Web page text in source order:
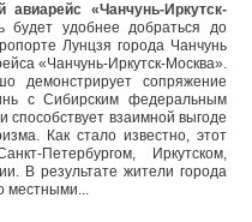
«Чанчунь-Иркутск-
удобнее добраться до
Лунцзя города Чанчунь
«Чанчунь-Иркутск-Москва».
демонстрирует сопряжение
с Сибирским федеральным
способствует взаимной выгоде
Как стало известно, этот
Петербургом, Иркутском,
В результате жители города
местными...